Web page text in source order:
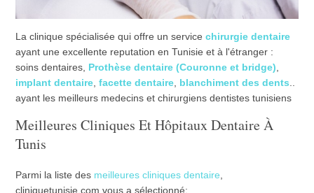
La clinique spécialisée qui offre un servicechirurgie dentaire
ayant une excellente reputation en Tunisie et à l'étranger :
soins dentaires, Prothèse dentaire (Couronne et bridge)
implant dentaire ,facette dentaire blanchiment des dents
ayant les meilleurs medecins et chirurgiens dentistes tunisiens
Meilleures Cliniques Et Hôpitaux Dentaire À
Tunis
Parmi la liste des meilleures cliniques dentaire
cliniquetunisie.com vous a sélectionné: